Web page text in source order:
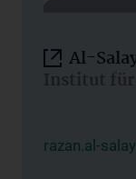
Al-
Institut für
razan.al-